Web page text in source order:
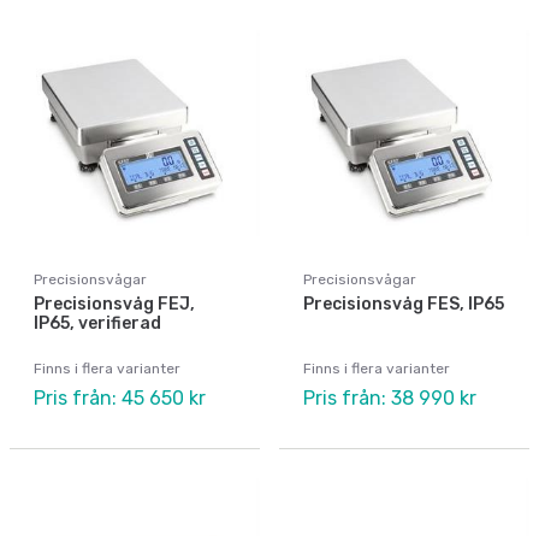
Precisionsvågar
Precisionsvåg FEJ,
IP65, verifierad
Finns i flera varianter
Pris från: 45 650 kr
Precisionsvågar
Precisionsvåg FES, IP65
Finns i flera varianter
Pris från: 38 990 kr